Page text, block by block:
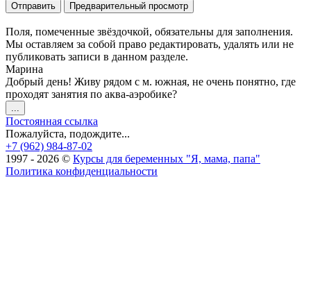
Поля, помеченные звёздочкой, обязательны для заполнения.
Мы оставляем за собой право редактировать, удалять или не
публиковать записи в данном разделе.
Марина
Добрый день! Живу рядом с м. южная, не очень понятно, где
проходят занятия по аква-аэробике?
...
этот
метабокс
в
другое
состояние.
Постоянная ссылка
Пожалуйста, подождите...
+7 (962) 984-87-02
1997 - 2026 © Курсы для беременных "Я, мама, папа"
Политика конфиденциальности